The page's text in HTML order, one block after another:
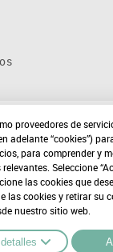
proveedores de
adelante “cookies”)
para comprender y
Seleccione
las cookies que
las cookies y retirar su
nuestro sitio web.